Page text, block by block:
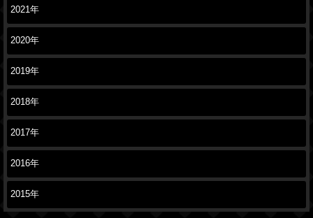
2021年
2020年
2019年
2018年
2017年
2016年
2015年